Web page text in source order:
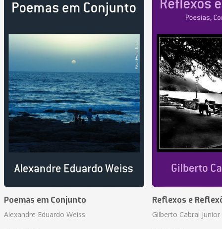
Poemas em Conjunto
Alexandre Eduardo Weiss
Reflexos e
Gilberto Cabral Junior